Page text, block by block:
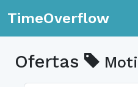
TimeOverflow
Ofertas